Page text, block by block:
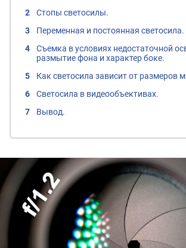
Стопы светосилы.
Переменная и постоянная светосила.
Съемка в условиях недостаточной
размытие фона и характер боке.
Как светосила зависит от размеров
Светосила в видеообъективах.
Вывод.